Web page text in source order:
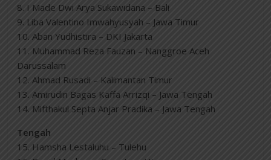
8. I Made Dwi Arya Sukawidana – Bali
9. Liba Valentino Imwahyusyah – Jawa Timur
10. Aban Yudhistira – DKI Jakarta
11. Muhammad Reza Fauzan – Nanggroe Aceh
Darussalam
12. Ahmad Rusadi – Kalimantan Timur
13. Amirudin Bagas Kaffa Arrizqi – Jawa Tengah
14. Mifthakul Septa Anjar Pradika – Jawa Tengah
Tengah
15. Hamsha Lestaluhu – Tulehu